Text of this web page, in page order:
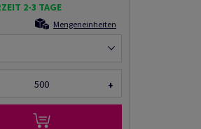
2-3 TAGE
Mengeneinheiten
+